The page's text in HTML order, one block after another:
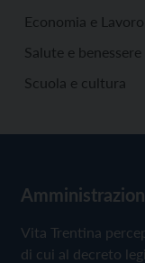
Economia e Lavoro
Salute e benessere
Scuola e cultura
Vita Trentina
di cui al decreto